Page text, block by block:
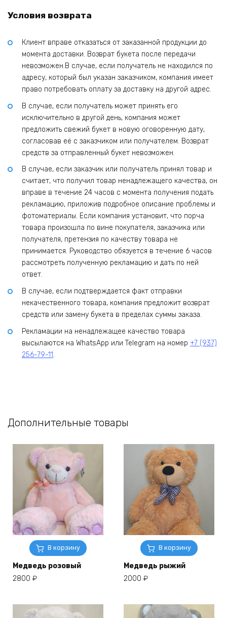
Условия возврата
Клиент вправе отказаться от заказанной продукции до
момента доставки. Возврат букета после передачи
невозможен.В случае, если получатель не находился по
адресу, который был указан заказчиком, компания имеет
право потребовать оплату за доставку на другой адрес.
В случае, если получатель может принять его
исключительно в другой день, компания может
предложить свежий букет в новую оговоренную дату,
согласовав её с заказчиком или получателем. Возврат
средств за отправленный букет невозможен.
В случае, если заказчик или получатель принял товар и
считает, что получил товар ненадлежащего качества, он
вправе в течение 24 часов с момента получения подать
рекламацию, приложив подробное описание проблемы и
фотоматериалы. Если компания установит, что порча
товара произошла по вине покупателя, заказчика или
получателя, претензия по качеству товара не
принимается. Руководство обязуется в течение 6 часов
рассмотреть полученную рекламацию и дать по ней
ответ.
В случае, если подтверждается факт отправки
некачественного товара, компания предложит возврат
средств или замену букета в пределах суммы заказа.
Рекламации на ненадлежащее качество товара
высылаются на WhatsApp или Telegram на номер +7 (937)
256-79-11.
Дополнительные товары
В корзину
Медведь розовый
2800 ₽
В корзину
Медведь рыжий
2000 ₽